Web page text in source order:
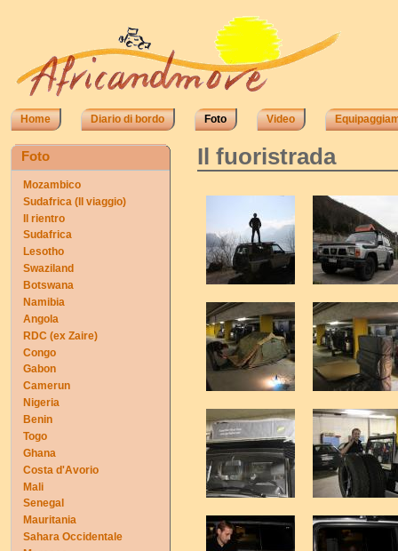
Home Diario di bordo Foto Video
Foto
Mozambico
Sudafrica (II viaggio)
Il rientro
Sudafrica
Lesotho
Swaziland
Botswana
Namibia
Angola
RDC (ex Zaire)
Congo
Gabon
Camerun
Nigeria
Benin
Togo
Ghana
Costa d'Avorio
Mali
Senegal
Mauritania
Sahara Occidentale
Il fuoristrada